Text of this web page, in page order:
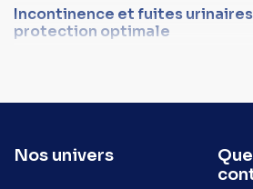
Incontinence et fuites
protection optimale
Nos univers